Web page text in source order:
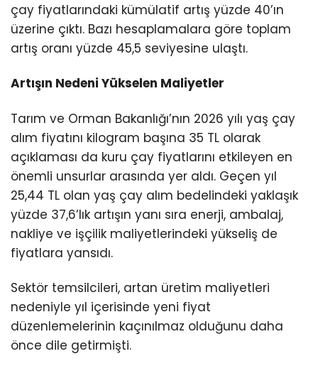
çay fiyatlarındaki kümülatif artış yüzde 40’ın
üzerine çıktı. Bazı hesaplamalara göre toplam
artış oranı yüzde 45,5 seviyesine ulaştı.
Artışın Nedeni Yükselen Maliyetler
Tarım ve Orman Bakanlığı’nın 2026 yılı yaş çay
alım fiyatını kilogram başına 35 TL olarak
açıklaması da kuru çay fiyatlarını etkileyen en
önemli unsurlar arasında yer aldı. Geçen yıl
25,44 TL olan yaş çay alım bedelindeki yaklaşık
yüzde 37,6’lık artışın yanı sıra enerji, ambalaj,
nakliye ve işçilik maliyetlerindeki yükseliş de
fiyatlara yansıdı.
Sektör temsilcileri, artan üretim maliyetleri
nedeniyle yıl içerisinde yeni fiyat
düzenlemelerinin kaçınılmaz olduğunu daha
önce dile getirmişti.